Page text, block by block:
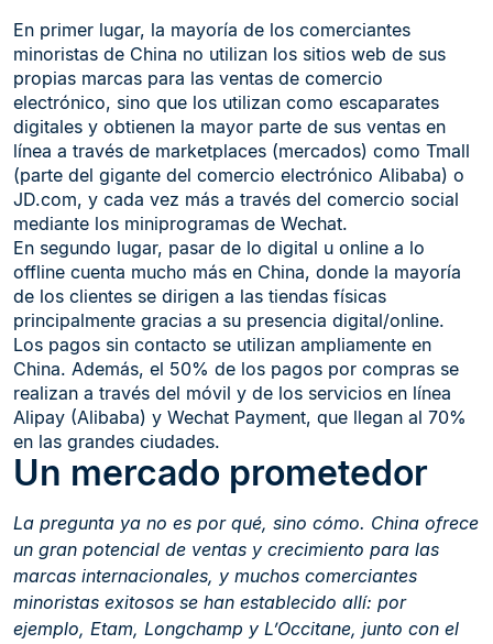
En primer lugar, la mayoría de los comerciantes
minoristas de China no utilizan los sitios web de sus
propias marcas para las ventas de comercio
electrónico, sino que los utilizan como escaparates
digitales y obtienen la mayor parte de sus ventas en
línea a través de marketplaces (mercados) como Tmall
(parte del gigante del comercio electrónico Alibaba) o
JD.com, y cada vez más a través del comercio social
mediante los miniprogramas de Wechat.
En segundo lugar, pasar de lo digital u online a lo
offline cuenta mucho más en China, donde la mayoría
de los clientes se dirigen a las tiendas físicas
principalmente gracias a su presencia digital/online.
Los pagos sin contacto se utilizan ampliamente en
China. Además, el 50% de los pagos por compras se
realizan a través del móvil y de los servicios en línea
Alipay (Alibaba) y Wechat Payment, que llegan al 70%
en las grandes ciudades.
Un mercado prometedor
La pregunta ya no es por qué, sino cómo. China ofrece
un gran potencial de ventas y crecimiento para las
marcas internacionales, y muchos comerciantes
minoristas exitosos se han establecido allí: por
ejemplo, Etam, Longchamp y L’Occitane, junto con el